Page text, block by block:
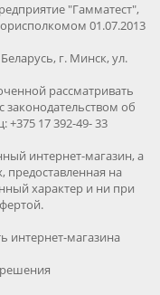
"Гамматест",
01.07.2013
г. Минск, ул.
рассматривать
законодательством об
17 392-49- 33
интернет-магазин, а
предоставленная на
характер и ни при
интернет-магазина